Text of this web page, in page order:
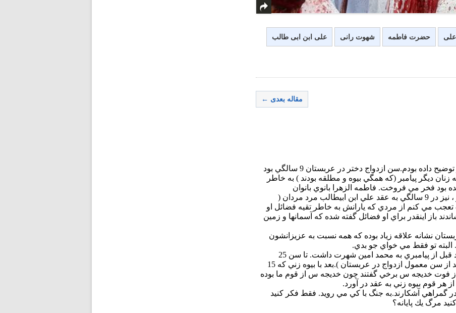
حضرت فاطمه شهوت رانی علی ابن ابی طالب
مقاله بعدی ←